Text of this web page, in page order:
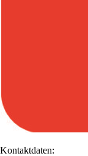
Kontaktdaten: